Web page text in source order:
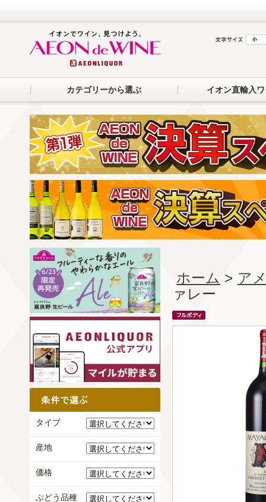
カテゴリーから選ぶ イオン直輸入
ホーム > ア
ァレー
タイプ
産地
価格
ぶどう品種